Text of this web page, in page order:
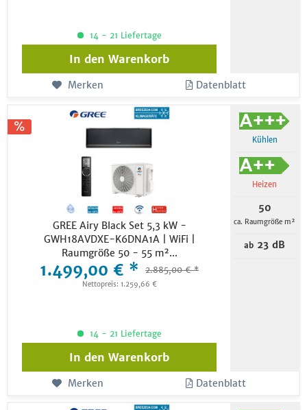
14 - 21 Liefertage
In den Warenkorb
Merken Datenblatt
GREE Airy Black Set 5,3 kW -
GWH18AVDXE-K6DNA1A | WiFi |
Raumgröße 50 - 55 m²...
1.499,00 € * 2.885,00 € *
Nettopreis: 1.259,66 €
Kühlen
Heizen
50
ca. Raumgröße m²
ab 23 dB
14 - 21 Liefertage
In den Warenkorb
Merken Datenblatt